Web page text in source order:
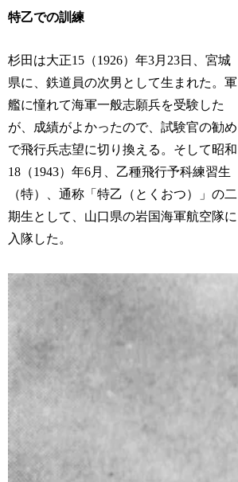
特乙での訓練
杉田は大正15（1926）年3月23日、宮城
県に、鉄道員の次男として生まれた。軍
艦に憧れて海軍一般志願兵を受験した
が、成績がよかったので、試験官の勧め
で飛行兵志望に切り換える。そして昭和
18（1943）年6月、乙種飛行予科練習生
（特）、通称「特乙（とくおつ）」の二
期生として、山口県の岩国海軍航空隊に
入隊した。